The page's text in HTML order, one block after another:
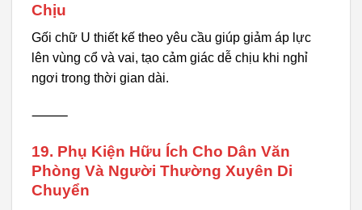
Chịu
Gối chữ U thiết kế theo yêu cầu giúp giảm áp lực
lên vùng cổ và vai, tạo cảm giác dễ chịu khi nghỉ
ngơi trong thời gian dài.
⸻
19. Phụ Kiện Hữu Ích Cho Dân Văn
Phòng Và Người Thường Xuyên Di
Chuyển